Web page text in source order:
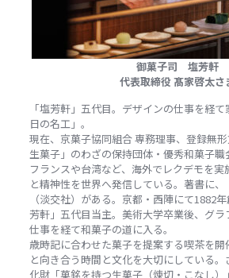
御菓子司 塩芳軒
代表取締役 髙家啓太さ
「塩芳軒」五代目。デザインの仕事を経
日の名工」。
現在、京菓子協同組合 専務理事、登録無
生菓子」のわざの保持団体・優秀和菓子職
フランスや台湾など、海外でレクデモを
と精神性を世界へ発信している。著書に、
（淡交社）がある。京都・西陣にて1882
芳軒」五代目当主。美術大学卒業後、グ
仕事を経て和菓子の道に入る。
歳時記に合わせた菓子を提案する喫茶を
と向き合う時間と文化を大切にしている
化財「菓銘を持つ生菓子（煉切・こなし